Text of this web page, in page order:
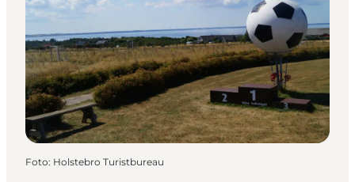
Events
Unterkunft
Mach deine Urlaubsplanung
Foto: Holstebro Turistbureau